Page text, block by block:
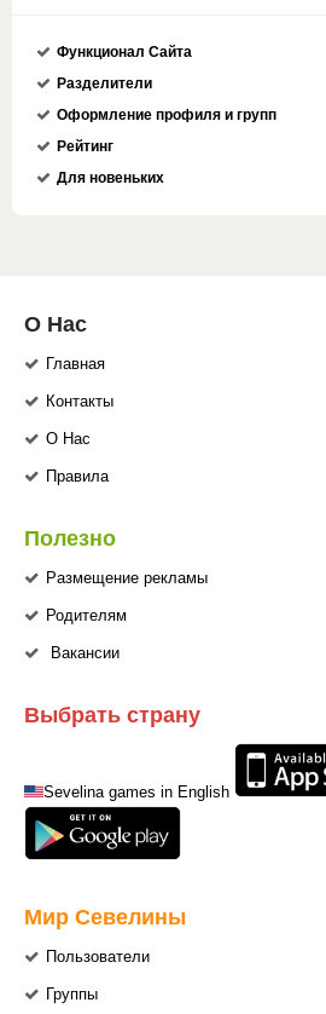
Функционал Сайта
Разделители
Оформление профиля и групп
Рейтинг
Для новеньких
О Нас
Главная
Контакты
О Нас
Правила
Полезно
Размещение рекламы
Родителям
Вакансии
Выбрать страну
Sevelina games in English
Мир Севелины
Пользователи
Группы